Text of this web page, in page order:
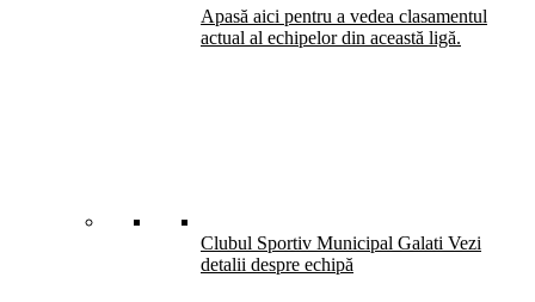
Apasă aici pentru a vedea clasamentul
actual al echipelor din această ligă.
Clubul Sportiv Municipal Galati Vezi
detalii despre echipă